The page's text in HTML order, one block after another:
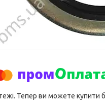
Тепер ви можете